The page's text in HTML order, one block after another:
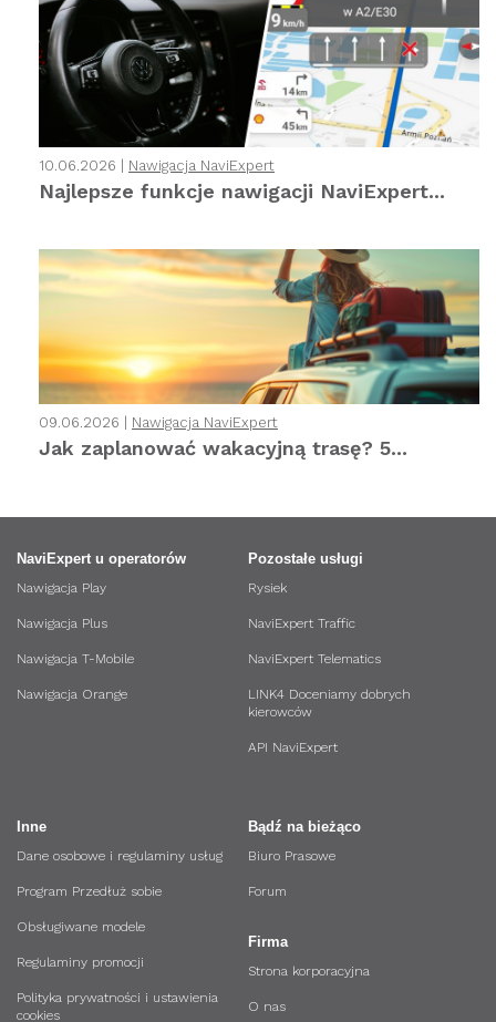
10.06.2026 | Nawigacja NaviExpert
Najlepsze funkcje nawigacji NaviExpert...
09.06.2026 | Nawigacja NaviExpert
Jak zaplanować wakacyjną trasę? 5...
NaviExpert u operatorów
Nawigacja Play
Nawigacja Plus
Nawigacja T-Mobile
Nawigacja Orange
Pozostałe usługi
Rysiek
NaviExpert Traffic
NaviExpert Telematics
LINK4 Doceniamy dobrych
kierowców
API NaviExpert
Bądź na bieżąco
Biuro Prasowe
Forum
Firma
Strona korporacyjna
O nas
Inne
Dane osobowe i regulaminy usług
Program Przedłuż sobie
Obsługiwane modele
Regulaminy promocji
Polityka prywatności i ustawienia
cookies